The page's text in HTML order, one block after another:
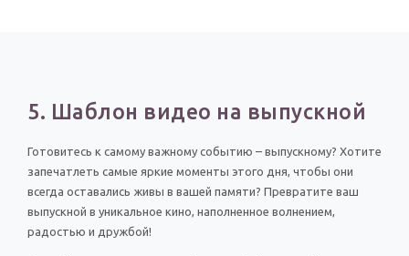
5. Шаблон видео на выпускной
Готовитесь к самому важному событию – выпускному? Хотите
запечатлеть самые яркие моменты этого дня, чтобы они
всегда оставались живы в вашей памяти? Превратите ваш
выпускной в уникальное кино, наполненное волнением,
радостью и дружбой!